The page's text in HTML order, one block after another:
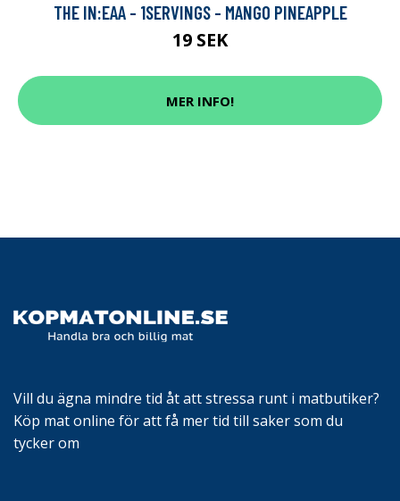
THE IN:EAA - 1SERVINGS - MANGO PINEAPPLE
19 SEK
MER INFO!
Vill du ägna mindre tid åt att stressa runt i matbutiker?
Köp mat online för att få mer tid till saker som du
tycker om